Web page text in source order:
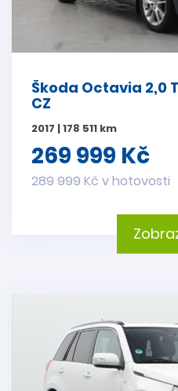
Škoda Octavia 2,0
CZ
2017 | 178 511 km
269 999 Kč
289 999 Kč v hotovosti